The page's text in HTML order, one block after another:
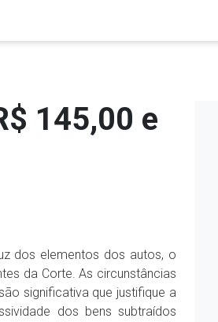
145,00 e
dos elementos dos autos, o
da Corte. As circunstâncias
significativa que justifique a
dos bens subtraídos